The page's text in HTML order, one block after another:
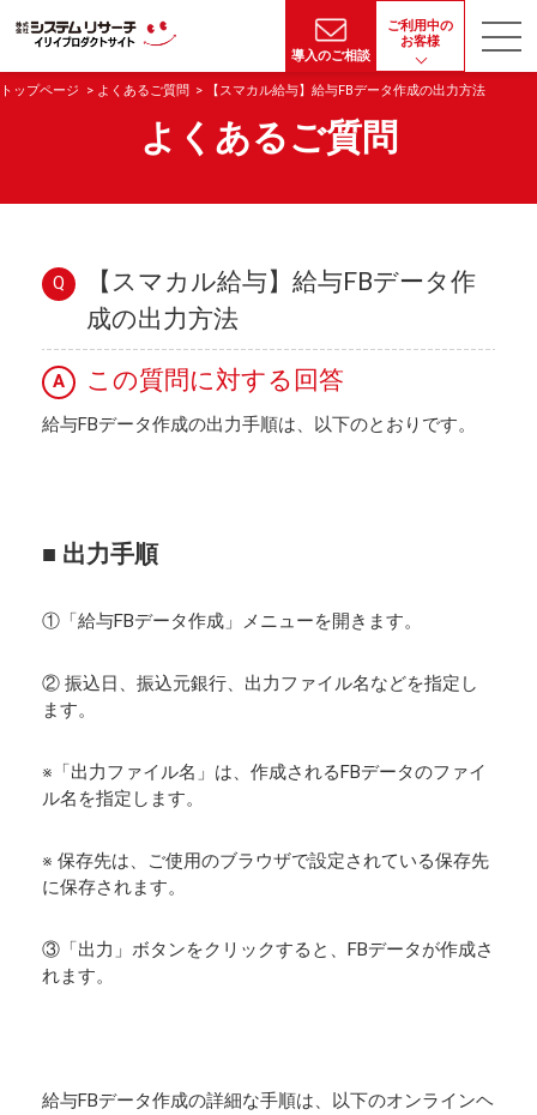
導入のご相談
ご利用中の
お客様
トップページ よくあるご質問 【スマカル給与】給与FBデータ作成の出力方法
よくあるご質問
Q
【スマカル給与】給与FBデータ作
成の出力方法
A この質問に対する回答
給与FBデータ作成の出力手順は、以下のとおりです。
■ 出力手順
①「給与FBデータ作成」メニューを開きます。
② 振込日、振込元銀行、出力ファイル名などを指定し
ます。
※「出力ファイル名」は、作成されるFBデータのファイ
ル名を指定します。
※ 保存先は、ご使用のブラウザで設定されている保存先
に保存されます。
③「出力」ボタンをクリックすると、FBデータが作成さ
れます。
給与FBデータ作成の詳細な手順は、以下のオンラインヘ